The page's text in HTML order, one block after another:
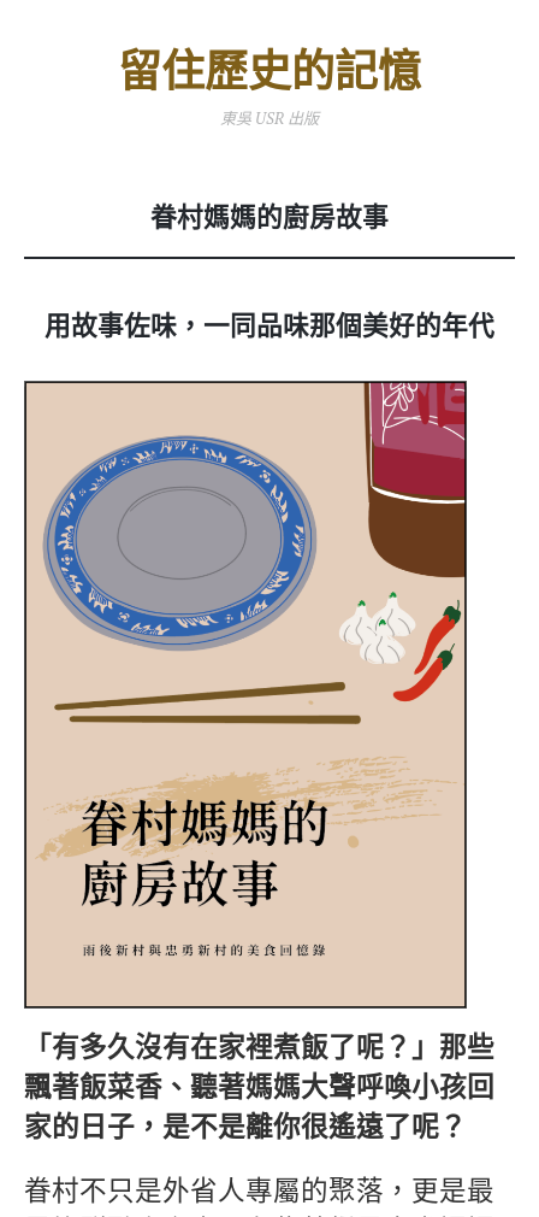
留住歷史的記憶
東吳 USR 出版
眷村媽媽的廚房故事
用故事佐味，一同品味那個美好的年代
「有多久沒有在家裡煮飯了呢？」那些
飄著飯菜香、聽著媽媽大聲呼喚小孩回
家的日子，是不是離你很遙遠了呢？
眷村不只是外省人專屬的聚落，更是最